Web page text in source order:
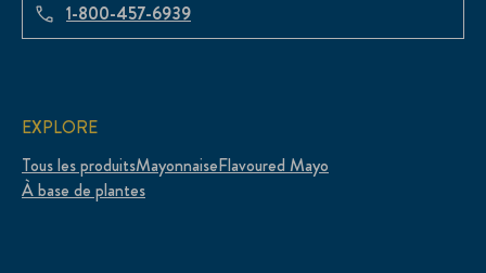
1-800-457-6939
EXPLORE
Tous les produitsMayonnaiseFlavoured Mayo
À base de plantes